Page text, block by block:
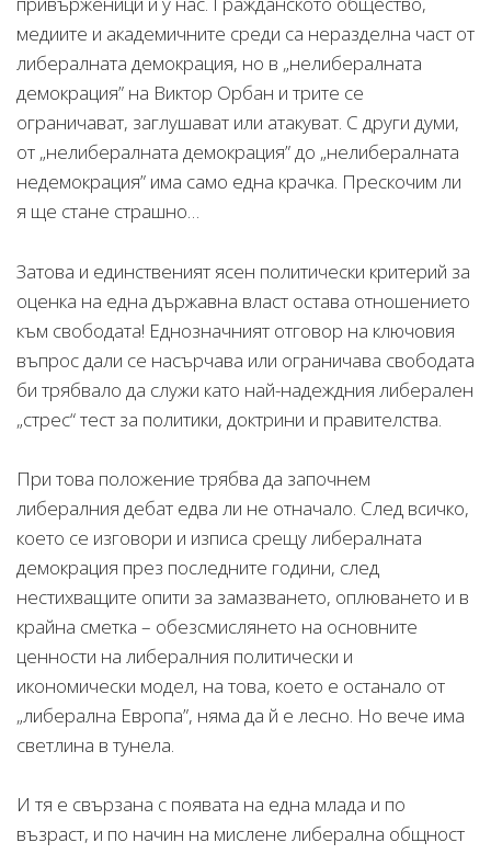
медиите и академичните среди са неразделна част от
либералната демокрация, но в „нелибералната
демокрация” на Виктор Орбан и трите се
ограничават, заглушават или атакуват. С други думи,
от „нелибералната демокрация” до „нелибералната
недемокрация” има само една крачка. Прескочим ли
я ще стане страшно…
Затова и единственият ясен политически критерий за
оценка на една държавна власт остава отношението
към свободата! Еднозначният отговор на ключовия
въпрос дали се насърчава или ограничава свободата
би трябвало да служи като най-надеждния либерален
„стрес“ тест за политики, доктрини и правителства.
При това положение трябва да започнем
либералния дебат едва ли не отначало. След всичко,
което се изговори и изписа срещу либералната
демокрация през последните години, след
нестихващите опити за замазването, оплюването и в
крайна сметка – обезсмислянето на основните
ценности на либералния политически и
икономически модел, на това, което е останало от
„либерална Европа”, няма да й е лесно. Но вече има
светлина в тунела.
И тя е свързана с появата на една млада и по
възраст, и по начин на мислене либерална общност